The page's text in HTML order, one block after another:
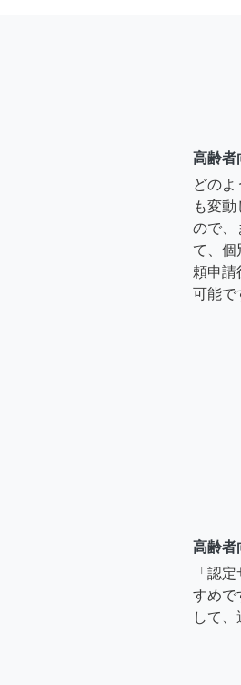
高齢者
どの
も変
ので、
て、
頼申請
可能で
高齢者
「認
すめで
して、